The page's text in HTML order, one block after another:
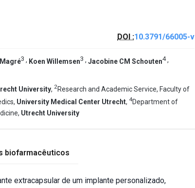
DOI :10.3791/66005-v
3 , Koen Willemsen3 , Jacobine CM Schouten4,
University, 2Research and Academic Service, Faculty of
University Medical Center Utrecht, 4Department of
Utrecht University
biofarmacêuticos
extracapsular de um implante personalizado,